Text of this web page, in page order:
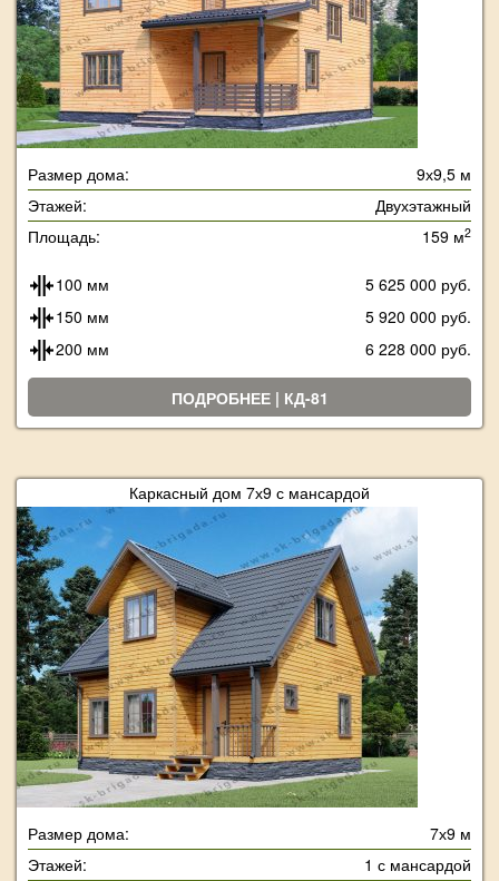
Размер дома:
9х9,5 м
Этажей:
Двухэтажный
Площадь:
159 м2
100 мм
5 625 000 руб.
150 мм
5 920 000 руб.
200 мм
6 228 000 руб.
ПОДРОБНЕЕ | КД-81
Каркасный дом 7х9 с мансардой
Размер дома:
7х9 м
Этажей:
1 с мансардой